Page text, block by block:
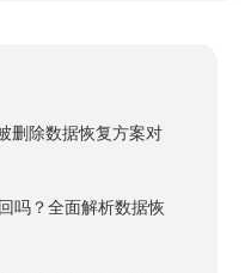
删除数据恢复方案对
吗？全面解析数据恢